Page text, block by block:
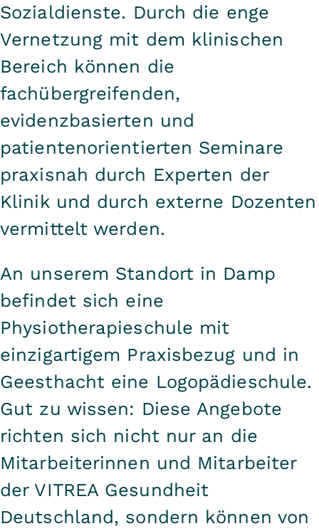
Sozialdienste. Durch die enge
Vernetzung mit dem klinischen
Bereich können die
fachübergreifenden,
evidenzbasierten und
patientenorientierten Seminare
praxisnah durch Experten der
Klinik und durch externe Dozenten
vermittelt werden.
An unserem Standort in Damp
befindet sich eine
Physiotherapieschule mit
einzigartigem Praxisbezug und in
Geesthacht eine Logopädieschule.
Gut zu wissen: Diese Angebote
richten sich nicht nur an die
Mitarbeiterinnen und Mitarbeiter
der VITREA Gesundheit
Deutschland, sondern können von